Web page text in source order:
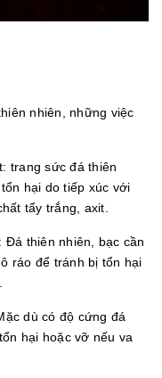
nhiên, những việc
trang sức đá thiên
hại do tiếp xúc với
tẩy trắng, axit.
Đá thiên nhiên, bạc cần
ráo để tránh bị tổn hại
dù có độ cứng đá
hại hoặc vỡ nếu va